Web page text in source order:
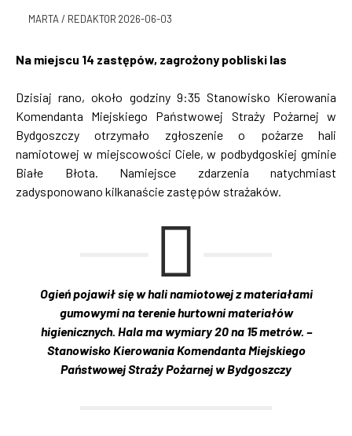
MARTA / REDAKTOR 2026-06-03
Na miejscu 14 zastępów, zagrożony pobliski las
Dzisiaj rano, około godziny 9:35 Stanowisko Kierowania
Komendanta Miejskiego Państwowej Straży Pożarnej w
Bydgoszczy otrzymało zgłoszenie o pożarze hali
namiotowej w miejscowości Ciele, w podbydgoskiej gminie
Białe Błota. Namiejsce zdarzenia natychmiast
zadysponowano kilkanaście zastępów strażaków.
Ogień pojawił się w hali namiotowej z materiałami
gumowymi na terenie hurtowni materiałów
higienicznych. Hala ma wymiary 20 na 15 metrów. –
Stanowisko Kierowania Komendanta Miejskiego
Państwowej Straży Pożarnej w Bydgoszczy